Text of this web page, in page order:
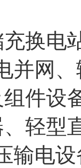
换电
并网
件设
轻型
输电